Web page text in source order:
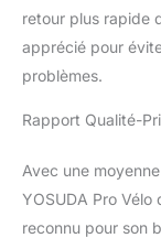
retour plus rapide
apprécié pour
problèmes.
Rapport Qualité-
Avec une
YOSUDA Pro Vélo
reconnu pour son